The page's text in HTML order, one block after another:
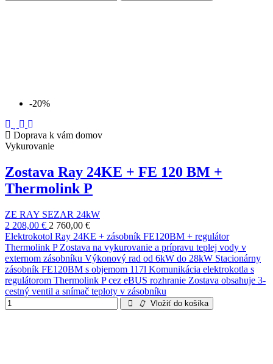
-20%
Doprava k vám domov
Vykurovanie
Zostava Ray 24KE + FE 120 BM +
Thermolink P
ZE RAY SEZAR 24kW
2 208,00 € 2 760,00 €
Elektrokotol Ray 24KE + zásobník FE120BM + regulátor
Thermolink P Zostava na vykurovanie a prípravu teplej vody v
externom zásobníku Výkonový rad od 6kW do 28kW Stacionárny
zásobník FE120BM s objemom 117l Komunikácia elektrokotla s
regulátorom Thermolink P cez eBUS rozhranie Zostava obsahuje 3-
cestný ventil a snímač teploty v zásobníku
Vložiť do košíka